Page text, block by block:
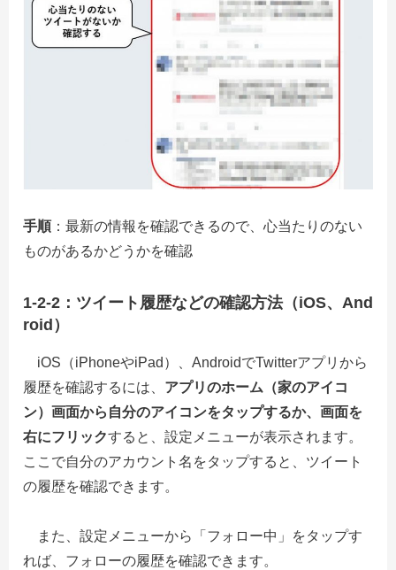
手順：最新の情報を確認できるので、心当たりのない
ものがあるかどうかを確認
1-2-2：ツイート履歴などの確認方法（iOS、And
roid）
iOS（iPhoneやiPad）、AndroidでTwitterアプリから
履歴を確認するには、 アプリのホーム（家のアイコ
ン）画面から自分のアイコンをタップするか、画面を
右にフリックすると、設定メニューが表示されます。
ここで自分のアカウント名をタップすると、ツイート
の履歴を確認できます。
また、設定メニューから「フォロー中」をタップす
れば、フォローの履歴を確認できます。